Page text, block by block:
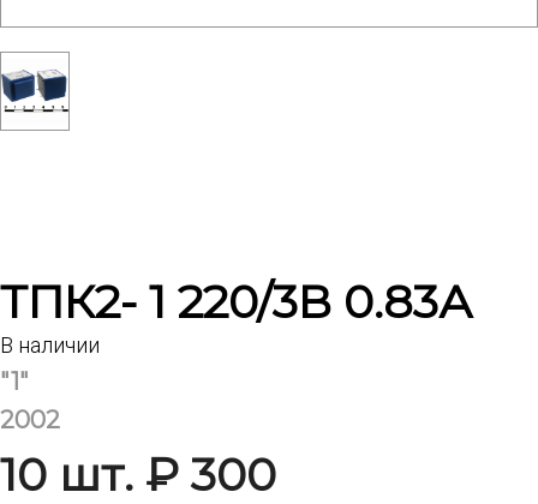
ТПК2- 1 220/3В 0.83А
В наличии
"1"
2002
10 шт. ₽ 300